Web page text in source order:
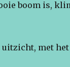
boom is,
uitzicht, met